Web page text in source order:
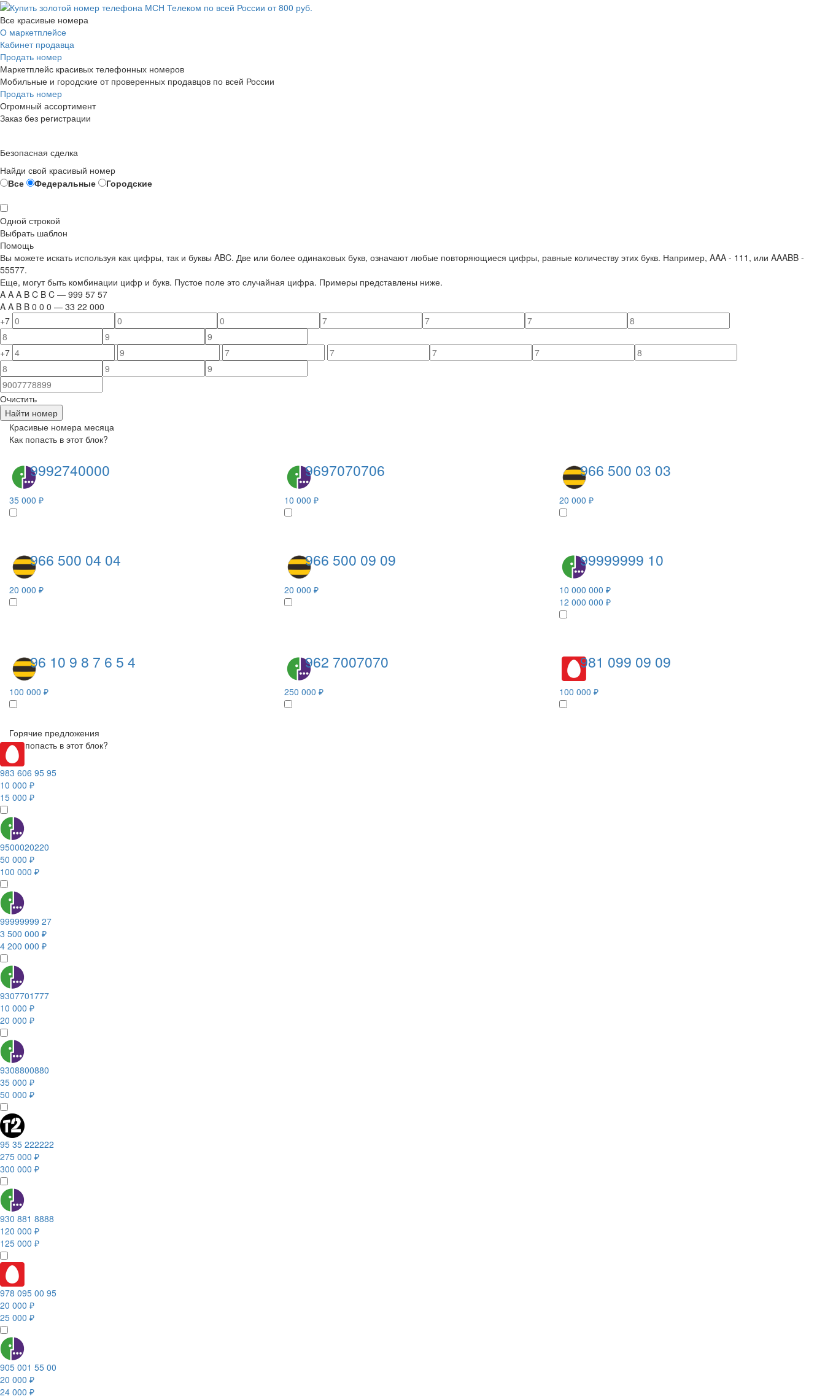
Все красивые номера
О маркетплейсе
Кабинет продавца
Продать номер
Маркетплейс красивых телефонных номеров
Мобильные и городские от проверенных продавцов по всей России
Продать номер
Огромный ассортимент
Заказ без регистрации
Безопасная сделка
Найди свой красивый номер
Все
Федеральные Городские
Одной строкой
Выбрать шаблон
Помощь
Вы можете искать используя как цифры, так и буквы ABC. Две или более одинаковых букв, означают любые повторяющиеся цифры, равные количеству этих букв. Например, AAA - 111 , или AAABB -
55577.
Еще, могут быть комбинации цифр и букв. Пустое поле это случайная цифра. Примеры представлены ниже.
A A A B C B C — 999 57 57
A A B B 0 0 0 — 33 22 000
+7
+7
Очистить
Найти номер
Красивые номера месяца
Как попасть в этот блок?
9992740000
35 000 ₽
9697070706
10 000 ₽
966 500 03 03
20 000 ₽
966 500 04 04
20 000 ₽
966 500 09 09
20 000 ₽
99999999 10
10 000 000 ₽
12 000 000 ₽
96 10 9 8 7 6 5 4
100 000 ₽
962 7007070
250 000 ₽
981 099 09 09
100 000 ₽
Горячие предложения
Как попасть в этот блок?
983 606 95 95
10 000 ₽
15 000 ₽
9500020220
50 000 ₽
100 000 ₽
99999999 27
3 500 000 ₽
4 200 000 ₽
9307701777
10 000 ₽
20 000 ₽
9308800880
35 000 ₽
50 000 ₽
95 35 222222
275 000 ₽
300 000 ₽
930 881 8888
120 000 ₽
125 000 ₽
978 095 00 95
20 000 ₽
25 000 ₽
905 001 55 00
20 000 ₽
24 000 ₽